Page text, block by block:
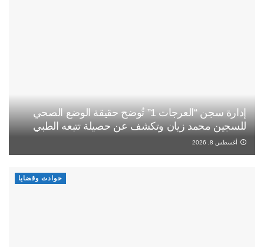
إدارة سجن “العرجات 1” تُوضح حقيقة الوضع الصحي
للسجين محمد زيان وتكشف عن حصيلة تتبعه الطبي
أغسطس 8, 2026
حوادث وقضايا